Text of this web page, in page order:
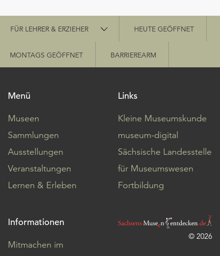
Schnellzugriff
FÜR LEHRER & ERZIEHER HEUTE GEÖFFNET
MONTAGS GEÖFFNET BARRIEREARM
Menü
Museen
Sammlungen
Ausstellungen
Veranstaltungen
Lernen & Erleben
Links
Kleine Museumskunde
museum-digital
Sächsische Landesstelle
für Museumswesen
Fortbildung
Informationen
Mitmachen im
© 2026